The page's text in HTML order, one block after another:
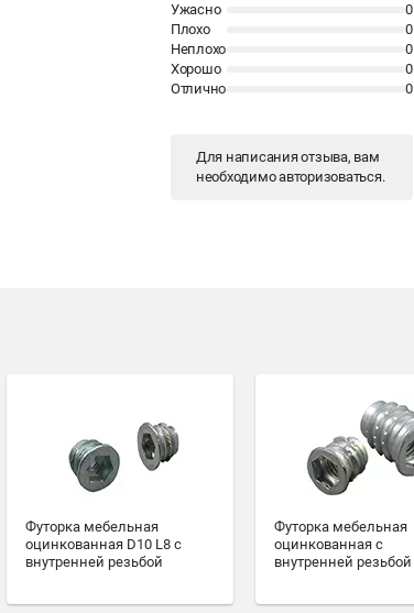
Ужасно
0
Плохо
0
Неплохо
0
Хорошо
0
Отлично
0
Для написания отзыва, вам
необходимоавторизоваться.
Футорка мебельная
оцинкованная D10 L8 с
внутренней резьбой
Футорка мебельная
оцинкованная с
внутренней резьбой